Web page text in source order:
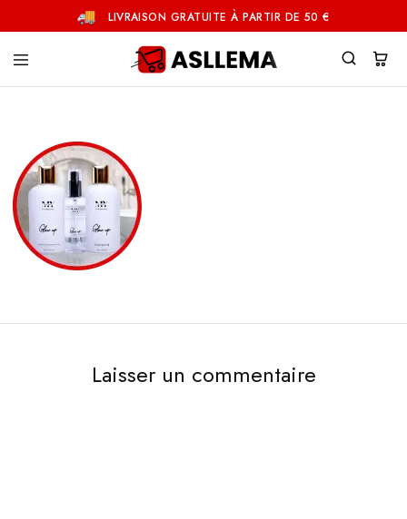
LIVRAISON GRATUITE À PARTIR DE 50 €
Laisser un commentaire